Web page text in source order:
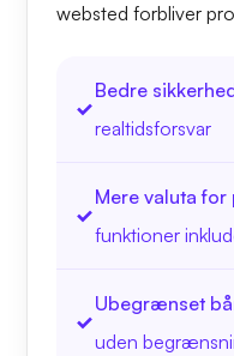
websted forbliver
Bedre
realtidsforsvar
Mere valuta for
funktioner
Ubegrænset
uden